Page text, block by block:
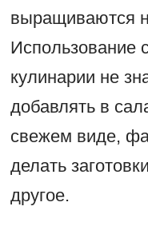
выращиваются
Использование
кулинарии не
добавлять в
свежем виде,
делать
другое.